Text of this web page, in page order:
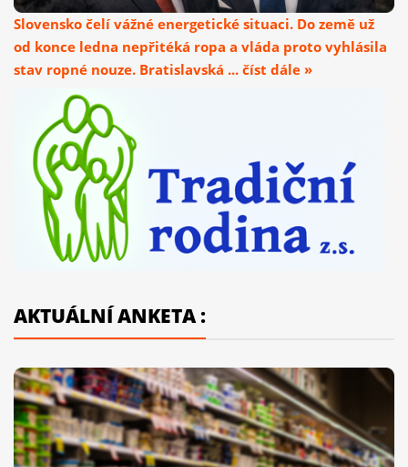
Slovensko čelí vážné energetické situaci. Do země už
od konce ledna nepřitéká ropa a vláda proto vyhlásila
stav ropné nouze. Bratislavská ... číst dále »
AKTUÁLNÍ ANKETA :